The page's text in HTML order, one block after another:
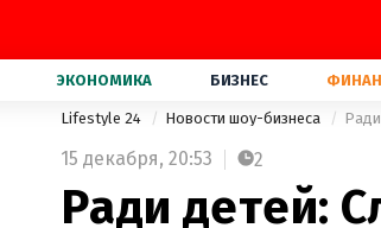
ЭКОНОМИКА БИЗНЕС
Lifestyle 24 Новости шоу-бизнеса
15 декабря, 20:53 2
Ради детей: